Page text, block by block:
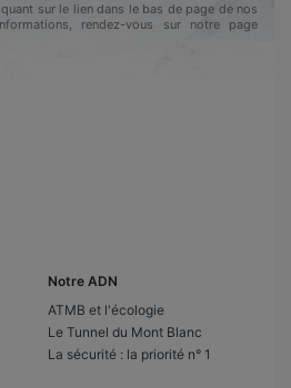
sur le lien dans le bas de page de nos
rendez-vous sur notre page
Notre ADN
ATMB et l'écologie
Le Tunnel du Mont Blanc
La sécurité : la priorité n° 1